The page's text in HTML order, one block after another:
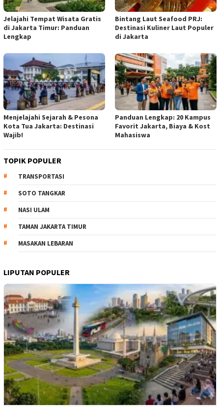
Jelajahi Tempat Wisata Gratis
di Jakarta Timur: Panduan
Lengkap
Bintang Laut Seafood PRJ:
Destinasi Kuliner Laut Populer
di Jakarta
Menjelajahi Sejarah & Pesona
Kota Tua Jakarta: Destinasi
Wajib!
Panduan Lengkap: 20 Kampus
Favorit Jakarta, Biaya & Kost
Mahasiswa
TOPIK POPULER
TRANSPORTASI
SOTO TANGKAR
NASI ULAM
TAMAN JAKARTA TIMUR
MASAKAN LEBARAN
LIPUTAN POPULER